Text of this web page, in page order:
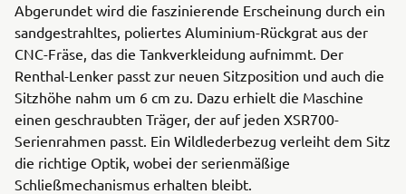
Abgerundet wird die faszinierende Erscheinung durch ein
sandgestrahltes, poliertes Aluminium-Rückgrat aus der
CNC-Fräse, das die Tankverkleidung aufnimmt. Der
Renthal-Lenker passt zur neuen Sitzposition und auch die
Sitzhöhe nahm um 6 cm zu. Dazu erhielt die Maschine
einen geschraubten Träger, der auf jeden XSR700-
Serienrahmen passt. Ein Wildlederbezug verleiht dem Sitz
die richtige Optik, wobei der serienmäßige
Schließmechanismus erhalten bleibt.